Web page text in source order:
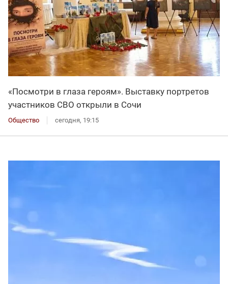
«Посмотри в глаза героям». Выставку портретов
участников СВО открыли в Сочи
Общество сегодня, 19:15